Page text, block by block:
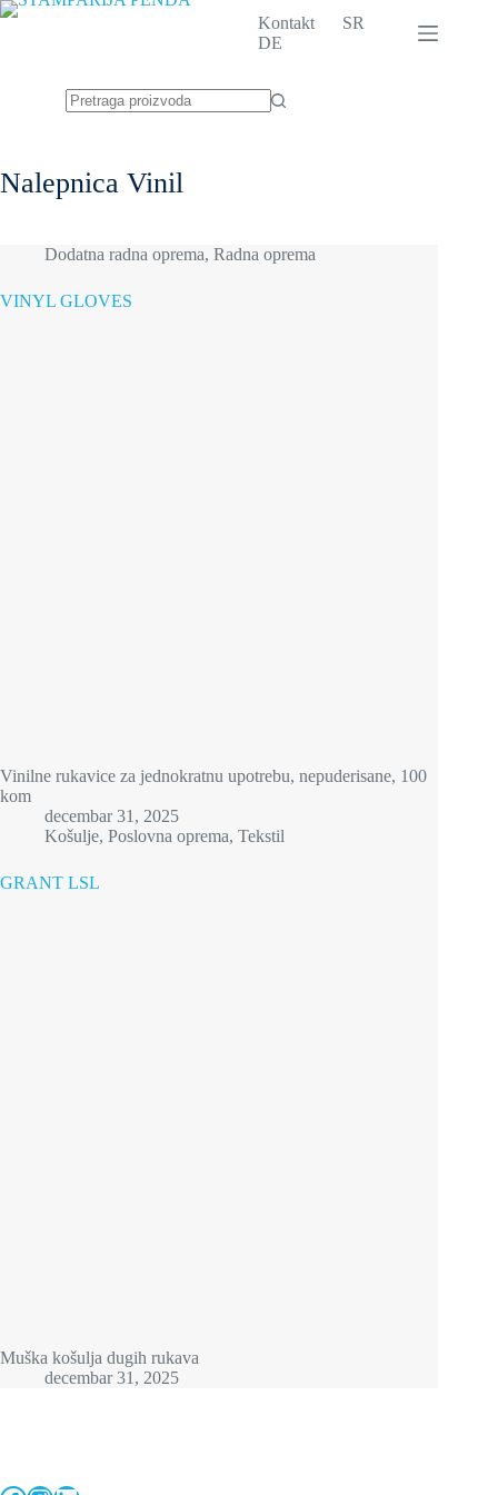
Skip
Kontakt
SR
DE
Nalepnica Vinil
Dodatna radna oprema, Radna oprema
VINYL GLOVES
Vinilne rukavice za jednokratnu upotrebu, nepuderisane, 100
kom
decembar 31, 2025
Košulje, Poslovna oprema, Tekstil
GRANT LSL
Muška košulja dugih rukava
decembar 31, 2025